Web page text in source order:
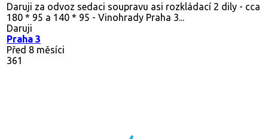
Daruji za odvoz sedaci soupravu asi rozkládací 2 dily - cca
180 * 95 a 140 * 95 - Vinohrady Praha 3...
Daruji
Praha 3
Před 8 měsíci
361